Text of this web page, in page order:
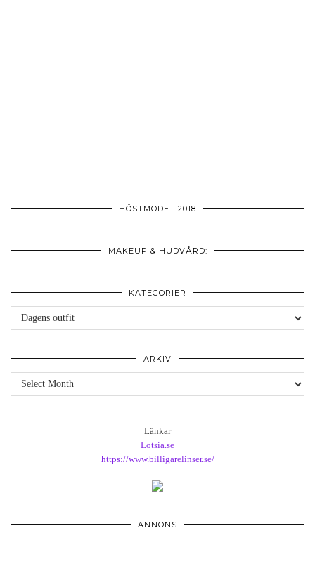
HÖSTMODET 2018
MAKEUP & HUDVÅRD:
KATEGORIER
Kategorier
ARKIV
Arkiv
Länkar
Lotsia.se
https://www.billigarelinser.se/
ANNONS